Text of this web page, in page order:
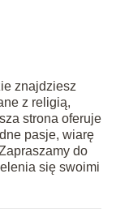
znajdziesz
z religią,
strona oferuje
pasje, wiarę
do
się swoimi